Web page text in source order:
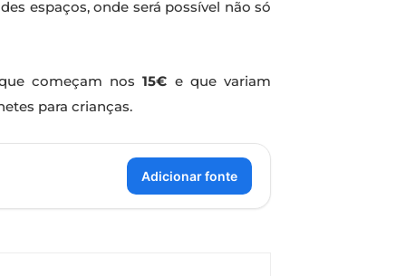
espaços, onde será possível não só
que começam nos15€ e que variam
para crianças.
Adicionar fonte